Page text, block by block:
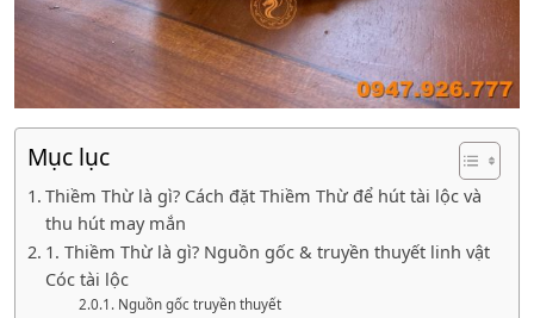
Mục lục
Thiềm Thừ là gì? Cách đặt Thiềm Thừ để hút tài lộc và
thu hút may mắn
1. Thiềm Thừ là gì? Nguồn gốc & truyền thuyết linh vật
Cóc tài lộc
Nguồn gốc truyền thuyết